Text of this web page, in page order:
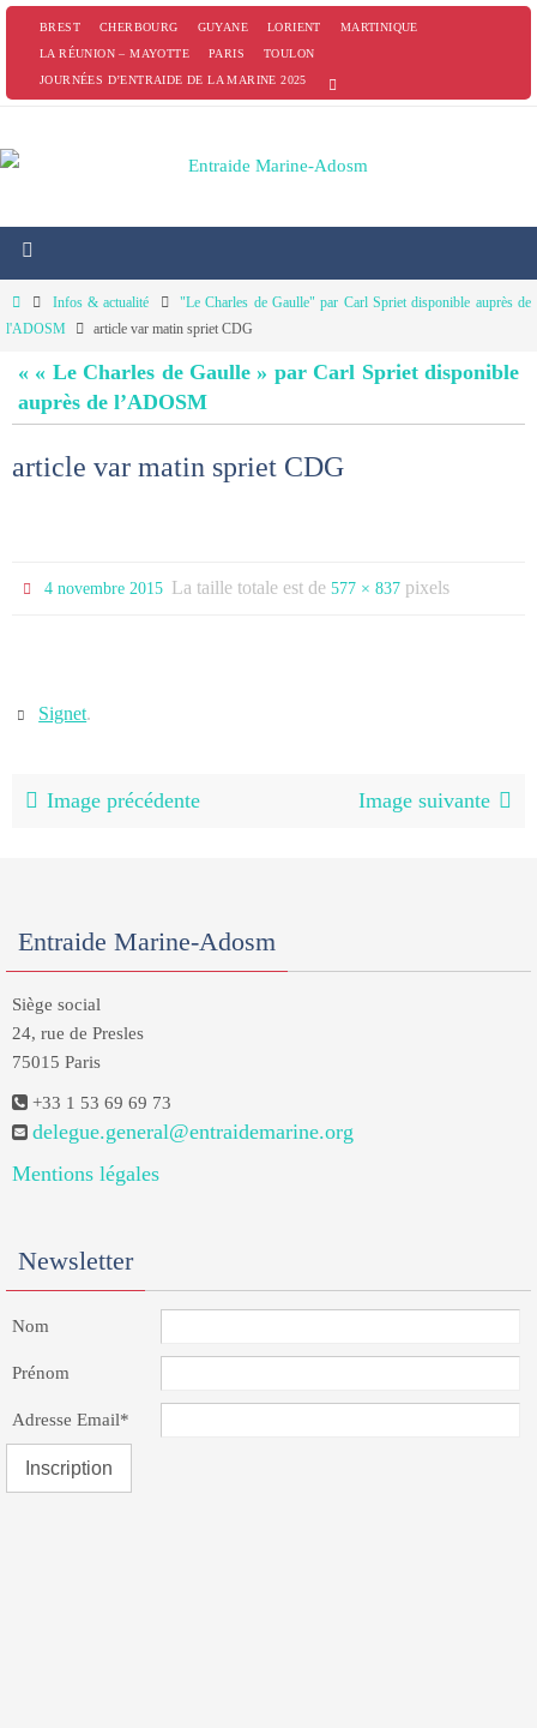
PasserBREST CHERBOURG GUYANE LORIENT
MARTINIQUE
LA RÉUNION – MAYOTTE
PARIS
TOULON
JOURNÉES D’ENTRAIDE DE LA MARINE 2025
HomeInfos & actualité
"Le Charles de Gaulle" par Carl Spriet disponible auprès de
l'ADOSM
article var matin spriet CDG
« « Le Charles de Gaulle » par Carl Spriet disponible
auprès de l’ADOSM
article var matin spriet CDG
4 novembre 2015 La taille totale est de577 × 837 pixels
Signet.
Image précédente Image suivante
Entraide Marine-Adosm
Siège social
24, rue de Presles
75015 Paris
+33 1 53 69 69 73
delegue.general@entraidemarine.org
Mentions légales
Newsletter
Nom
Prénom
Adresse Email*